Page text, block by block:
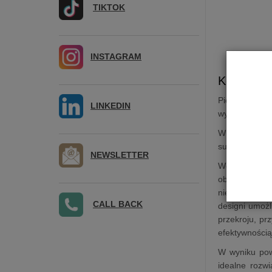
Kolumna
Pierwsza
wyzwaniem.
W
subtelnie
Woofer to
obwód
nie tylko
designi
przekroju,
W wyniku
idealne
TIKTOK
INSTAGRAM
LINKEDIN
NEWSLETTER
CALL BACK